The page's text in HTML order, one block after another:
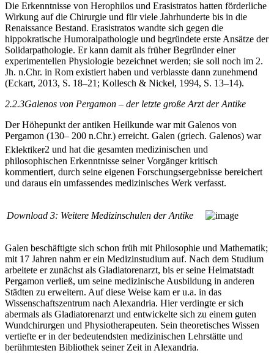
Die Erkenntnisse von Herophilos und Erasistratos hatten förderliche
Wirkung auf die Chirurgie und für viele Jahrhunderte bis in die
Renaissance Bestand. Erasistratos wandte sich gegen die
hippokratische Humoralpathologie und begründete erste Ansätze der
Solidarpathologie. Er kann damit als früher Begründer einer
experimentellen Physiologie bezeichnet werden; sie soll noch im 2.
Jh. n.Chr. in Rom existiert haben und verblasste dann zunehmend
(Eckart, 2013, S. 18–21; Kollesch & Nickel, 1994, S. 13–14).
2.2.3Galenos von Pergamon – der letzte große Arzt der Antike
Der Höhepunkt der antiken Heilkunde war mit Galenos von
Pergamon (130– 200 n.Chr.) erreicht. Galen (griech. Galenos) war
Eklektiker2 und hat die gesamten medizinischen und
philosophischen Erkenntnisse seiner Vorgänger kritisch
kommentiert, durch seine eigenen Forschungsergebnisse bereichert
und daraus ein umfassendes medizinisches Werk verfasst.
Download 3: Weitere Medizinschulen der Antike
Galen beschäftigte sich schon früh mit Philosophie und Mathematik;
mit 17 Jahren nahm er ein Medizinstudium auf. Nach dem Studium
arbeitete er zunächst als Gladiatorenarzt, bis er seine Heimatstadt
Pergamon verließ, um seine medizinische Ausbildung in anderen
Städten zu erweitern. Auf diese Weise kam er u.a. in das
Wissenschaftszentrum nach Alexandria. Hier verdingte er sich
abermals als Gladiatorenarzt und entwickelte sich zu einem guten
Wundchirurgen und Physiotherapeuten. Sein theoretisches Wissen
vertiefte er in der bedeutendsten medizinischen Lehrstätte und
berühmtesten Bibliothek seiner Zeit in Alexandria.